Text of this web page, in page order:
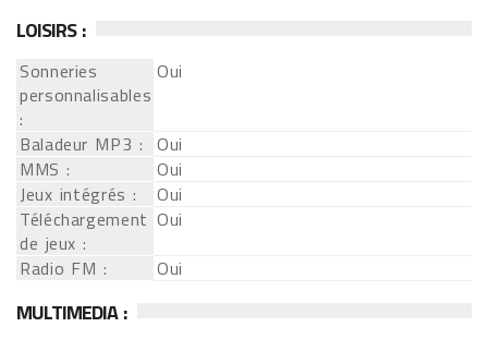
LOISIRS :
Sonneries
personnalisables
:
Oui
Baladeur MP3 : Oui
MMS :
Oui
Jeux intégrés :
Oui
Téléchargement
de jeux :
Oui
Radio FM :
Oui
MULTIMEDIA :